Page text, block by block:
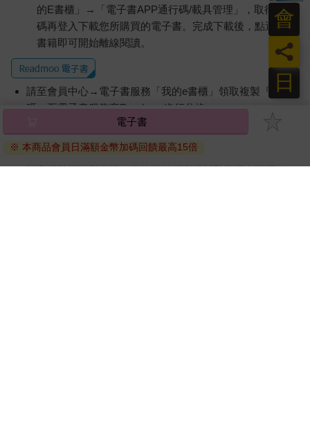
的E書櫃」→「電子書APP通行碼/載具管理」，取得通行
碼再登入下載您所購買的電子書。完成下載後，點選任一
書籍即可開始離線閱讀。
請至會員中心→電子書服務「我的e書櫃」領取複製『兌換
碼』至電子書服務商Readmoo進行兌換。
因版權保護，您在金石堂所購買的電子書僅能以金石堂專屬
的閱讀軟體開啟閱讀，無法以其他閱讀器或直接下載檔案。
電子書
※ 本商品會員日滿額金幣加碼回饋最高15倍
日
員
會